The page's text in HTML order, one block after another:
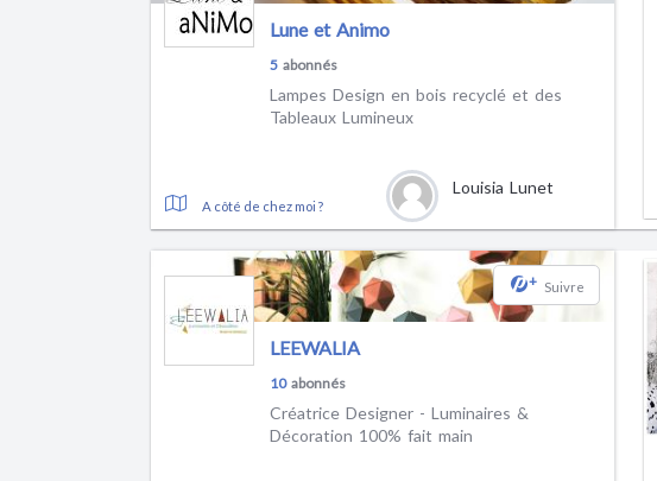
Lune et Animo
5 abonnés
Lampes Design en bois recyclé et des
Tableaux Lumineux
A côté de chez moi ?
Louisia Lunet
+ Suivre
LEEWALIA
10abonnés
Créatrice Designer - Luminaires &
Décoration 100% fait main